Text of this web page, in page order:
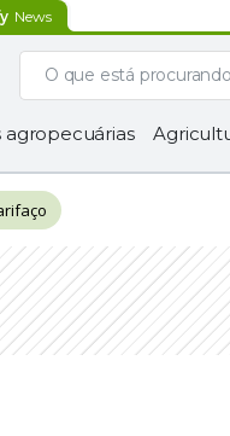
News
agropecuárias